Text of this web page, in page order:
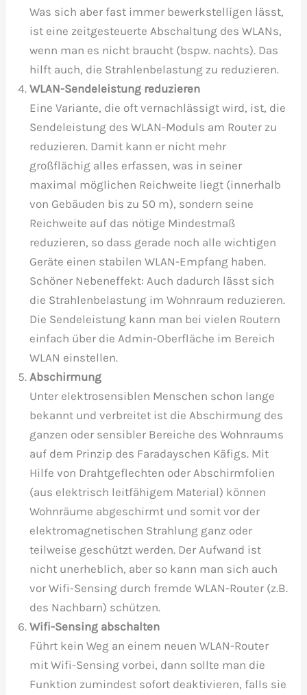
Was sich aber fast immer bewerkstelligen lässt,
ist eine zeitgesteuerte Abschaltung des WLANs,
wenn man es nicht braucht (bspw. nachts). Das
hilft auch, die Strahlenbelastung zu reduzieren.
WLAN-Sendeleistung reduzieren
Eine Variante, die oft vernachlässigt wird, ist, die
Sendeleistung des WLAN-Moduls am Router zu
reduzieren. Damit kann er nicht mehr
großflächig alles erfassen, was in seiner
maximal möglichen Reichweite liegt (innerhalb
von Gebäuden bis zu 50 m), sondern seine
Reichweite auf das nötige Mindestmaß
reduzieren, so dass gerade noch alle wichtigen
Geräte einen stabilen WLAN-Empfang haben.
Schöner Nebeneffekt: Auch dadurch lässt sich
die Strahlenbelastung im Wohnraum reduzieren.
Die Sendeleistung kann man bei vielen Routern
einfach über die Admin-Oberfläche im Bereich
WLAN einstellen.
Abschirmung
Unter elektrosensiblen Menschen schon lange
bekannt und verbreitet ist die Abschirmung des
ganzen oder sensibler Bereiche des Wohnraums
auf dem Prinzip des Faradayschen Käfigs. Mit
Hilfe von Drahtgeflechten oder Abschirmfolien
(aus elektrisch leitfähigem Material) können
Wohnräume abgeschirmt und somit vor der
elektromagnetischen Strahlung ganz oder
teilweise geschützt werden. Der Aufwand ist
nicht unerheblich, aber so kann man sich auch
vor Wifi-Sensing durch fremde WLAN-Router (z.B.
des Nachbarn) schützen.
Wifi-Sensing abschalten
Führt kein Weg an einem neuen WLAN-Router
mit Wifi-Sensing vorbei, dann sollte man die
Funktion zumindest sofort deaktivieren, falls sie